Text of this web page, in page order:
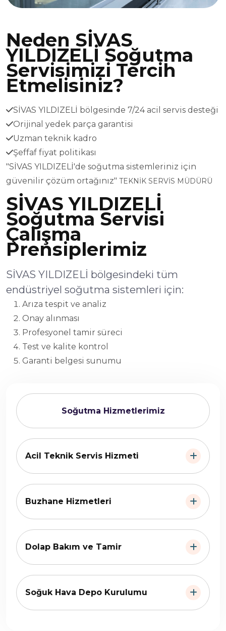
Soğutma Hizmetlerimiz
Acil Teknik Servis Hizmeti
Buzhane Hizmetleri
Dolap Bakım ve Tamir
Soğuk Hava Depo Kurulumu
Neden SİVAS
YILDIZELİ Soğutma
Servisimizi Tercih
Etmelisiniz?
SİVAS YILDIZELİ bölgesinde 7/24 acil servis desteği
Orijinal yedek parça garantisi
Uzman teknik kadro
Şeffaf fiyat politikası
"SİVAS YILDIZELİ'de soğutma sistemleriniz için
güvenilir çözüm ortağınız" TEKNİK SERVİS MÜDÜRÜ
SİVAS YILDIZELİ
Soğutma Servisi
Çalışma
Prensiplerimiz
SİVAS YILDIZELİ bölgesindeki tüm
endüstriyel soğutma sistemleri için:
Arıza tespit ve analiz
Onay alınması
Profesyonel tamir süreci
Test ve kalite kontrol
Garanti belgesi sunumu